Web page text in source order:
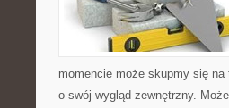
momencie może skupmy się
o swój wygląd zewnętrzny.